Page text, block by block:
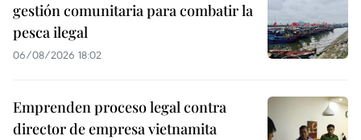
gestión comunitaria para combatir la
pesca ilegal
06/08/2026 18:02
Emprenden proceso legal contra
director de empresa vietnamita